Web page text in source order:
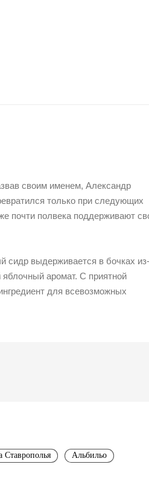
своим именем, Александр
только при следующих
почти полвека поддерживают
сидр выдерживается в бочках из-
аромат. С приятной
для всевозможных
Ставрополья
Альбильо